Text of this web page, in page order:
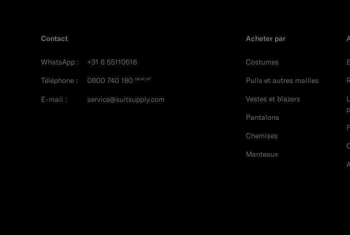
Contact
WhatsApp :
+31 6 55110516
Téléphone :
0800 740 180 GRATUIT
E-mail : service@suitsupply.com
Acheter par
Costumes
Pulls et autres mailles
Vestes et blazers
Pantalons
Chemises
Manteaux